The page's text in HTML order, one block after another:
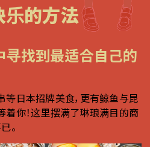
的方法
寻找到最适合自己的
日本招牌美食，更有鲸鱼与昆
你！这里摆满了琳琅满目的商
。